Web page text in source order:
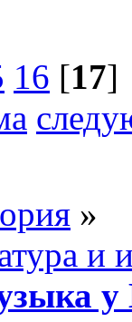
16 [17
»
и
у